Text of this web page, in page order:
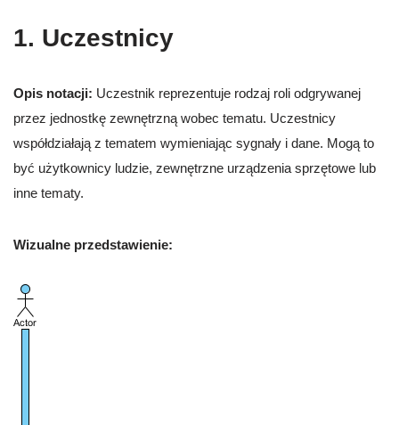
1. Uczestnicy
Opis notacji: Uczestnik reprezentuje rodzaj roli odgrywanej
przez jednostkę zewnętrzną wobec tematu. Uczestnicy
współdziałają z tematem wymieniając sygnały i dane. Mogą to
być użytkownicy ludzie, zewnętrzne urządzenia sprzętowe lub
inne tematy.
Wizualne przedstawienie: